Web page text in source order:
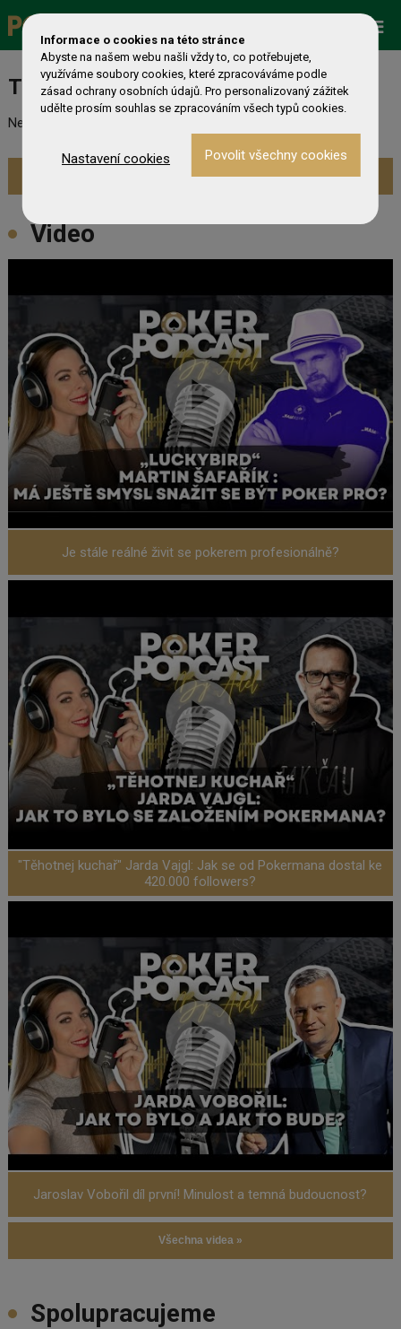
Turnaj nebyl nalezen
Nebyl nalezen odpovídající turnaj. Prevděpodobně již skončil.
Zobrazit aktuální turnaje »
Video
Je stále reálné živit se pokerem profesionálně?
"Těhotnej kuchař" Jarda Vajgl: Jak se od Pokermana dostal ke
420.000 followers?
Jaroslav Vobořil díl první! Minulost a temná budoucnost?
Všechna videa »
Spolupracujeme
Informace o cookies na této stránce
Abyste na našem webu našli vždy to, co potřebujete,
využíváme soubory cookies, které zpracováváme podle
zásad ochrany osobních údajů. Pro personalizovaný zážitek
udělte prosím souhlas se zpracováním všech typů cookies.
Nastavení cookies